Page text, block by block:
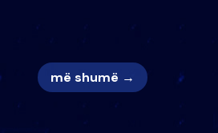
më shumë →